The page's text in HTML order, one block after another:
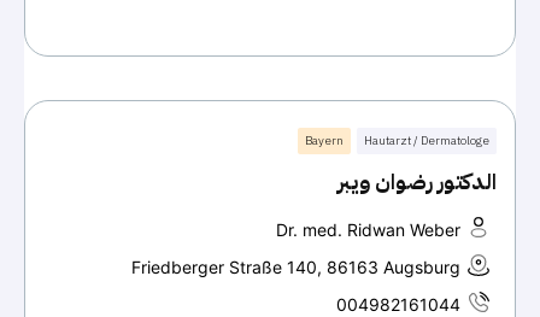
Hautarzt / Dermatologe
Bayern
الدكتور رضوان ويبر
Dr. med. Ridwan Weber
Friedberger Straße 140, 86163 Augsburg
004982161044